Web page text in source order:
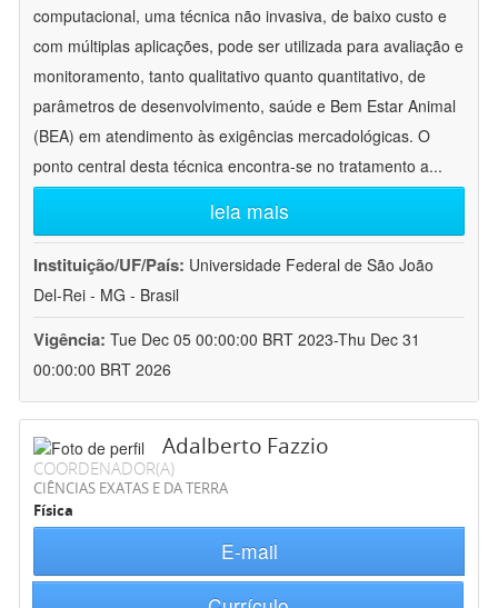
computacional, uma técnica não invasiva, de baixo custo e
com múltiplas aplicações, pode ser utilizada para avaliação e
monitoramento, tanto qualitativo quanto quantitativo, de
parâmetros de desenvolvimento, saúde e Bem Estar Animal
(BEA) em atendimento às exigências mercadológicas. O
ponto central desta técnica encontra-se no tratamento a...
leia mais
Instituição/UF/País: Universidade Federal de São João
Del-Rei - MG - Brasil
Vigência: Tue Dec 05 00:00:00 BRT 2023-Thu Dec 31
00:00:00 BRT 2026
Adalberto Fazzio
COORDENADOR(A)
CIÊNCIAS EXATAS E DA TERRA
Física
E-mail